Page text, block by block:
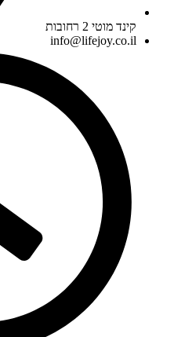
קינד מוטי 2 רחובות
info@lifejoy.co.il